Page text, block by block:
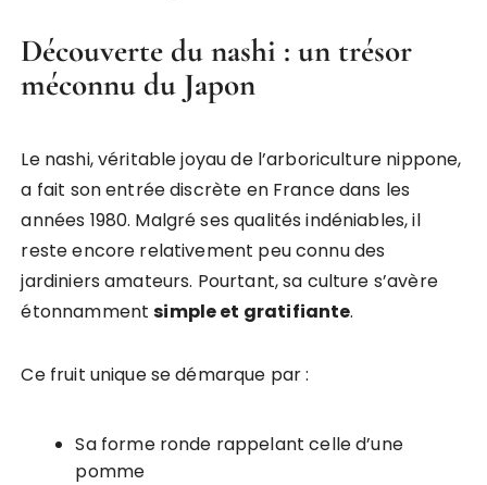
Découverte du nashi : un trésor
méconnu du Japon
Le nashi, véritable joyau de l’arboriculture nippone,
a fait son entrée discrète en France dans les
années 1980. Malgré ses qualités indéniables, il
reste encore relativement peu connu des
jardiniers amateurs. Pourtant, sa culture s’avère
étonnammentsimple et gratifiante.
Ce fruit unique se démarque par :
Sa forme ronde rappelant celle d’une
pomme